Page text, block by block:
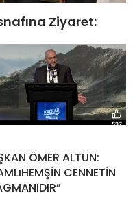
Ziyaret:
ÖMER ALTUN:
CENNETİN